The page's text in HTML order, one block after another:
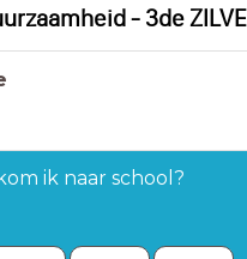
- 3de
ik naar school?